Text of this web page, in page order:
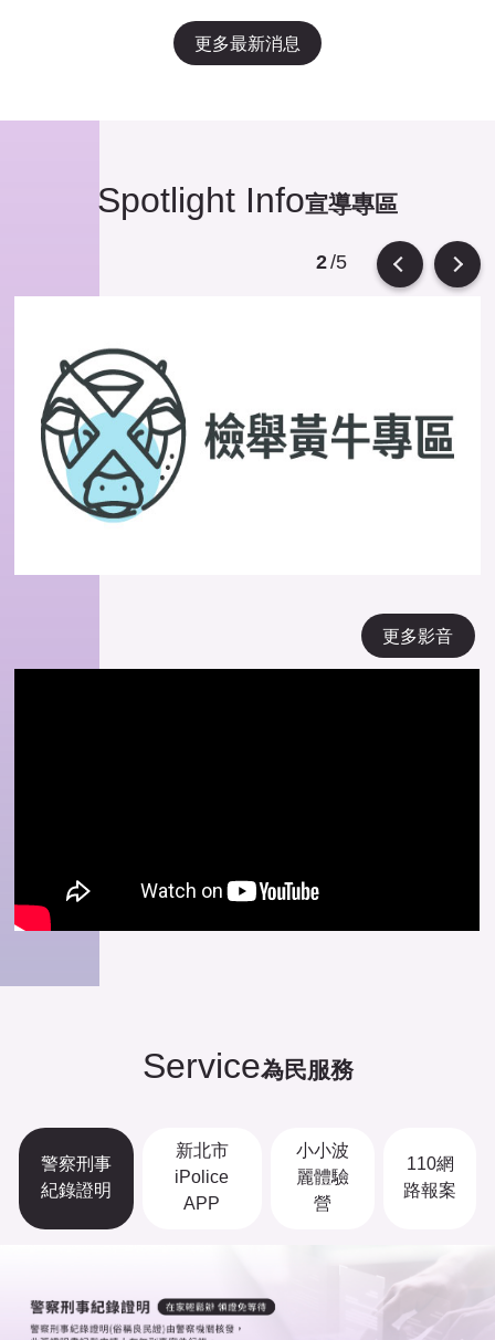
更多最新消息
Spotlight Info宣導專區
2/5
更多影音
Service為民服務
警察刑事
紀錄證明
新北市
iPolice
APP
小小波
麗體驗
營
110網
路報案